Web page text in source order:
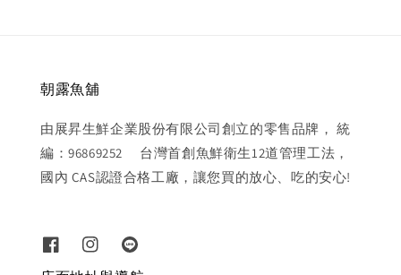
朝露魚舖
由展昇生鮮企業股份有限公司創立的零售品牌， 統
編：96869252 台灣首創魚鮮衛生12道管理工法，
國內 CAS認證合格工廠，讓您買的放心、吃的安心!